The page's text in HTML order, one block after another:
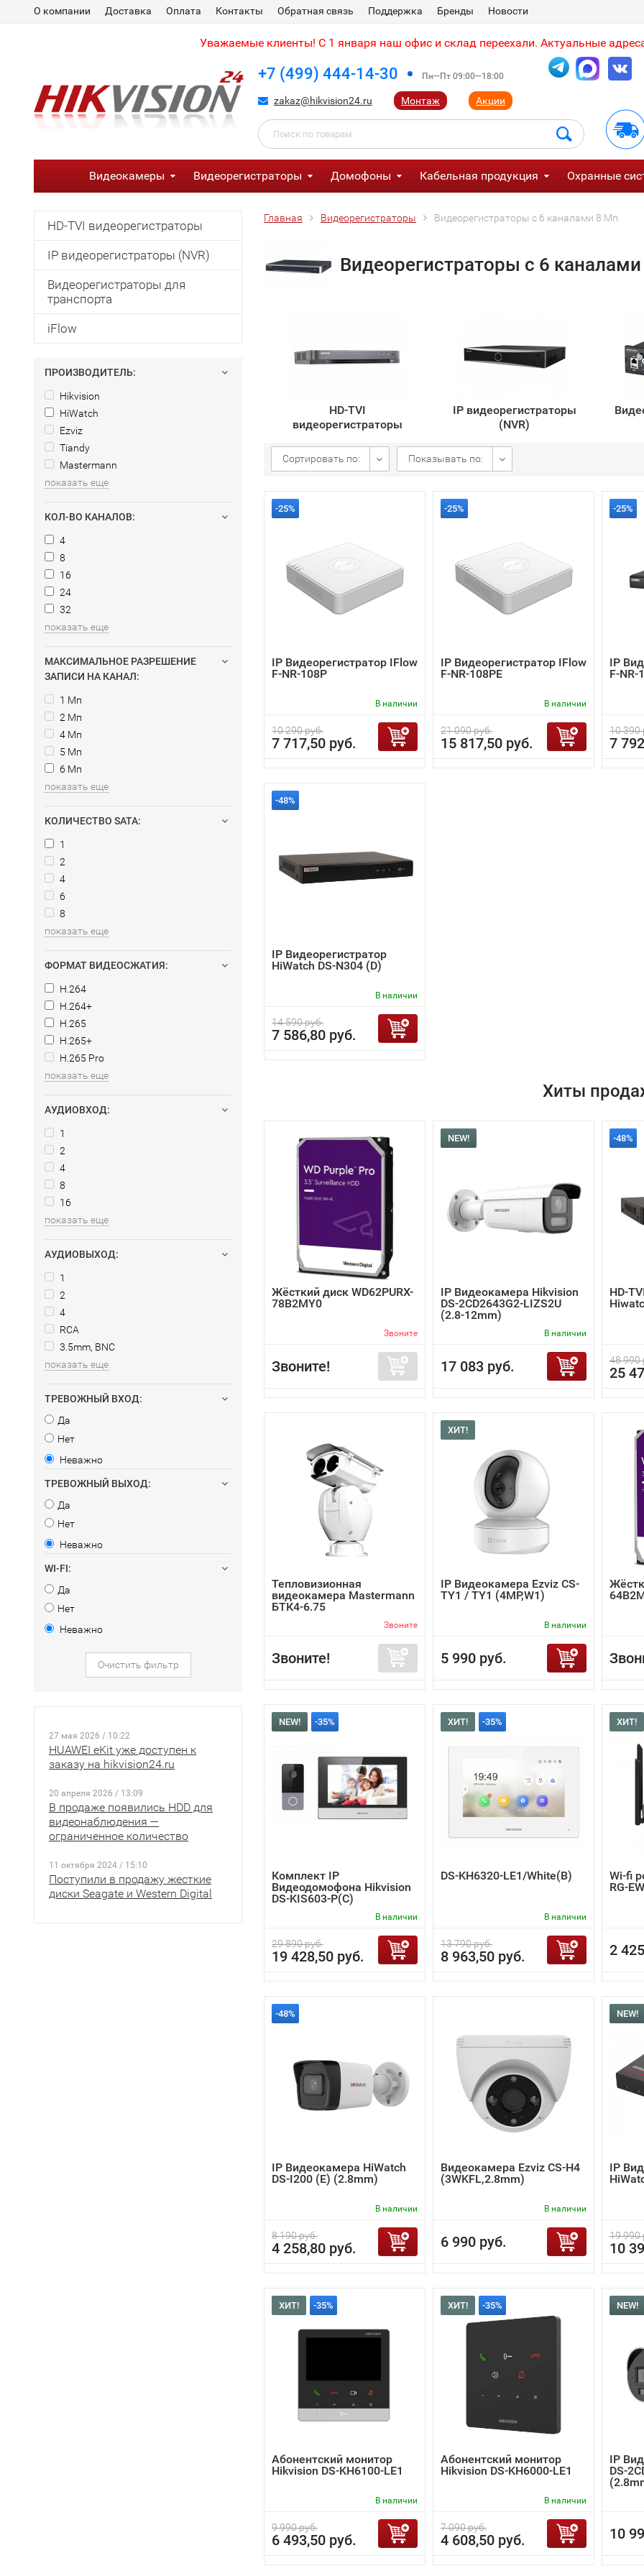
О компании Доставка Оплата Контакты Обратная связь Поддержка Бренды Новости
Уважаемые клиенты! С 1 января наш офис и склад переехали. Актуальные
+7 (499) 444-14-30 Пн—Пт 09:00—18:00
zakaz@hikvision24.ru Монтаж Акции
Видеокамеры Видеорегистраторы Домофоны Кабельная продукция Охранные
HD-TVI видеорегистраторы
IP видеорегистраторы (NVR)
Видеорегистраторы для
транспорта
iFlow
ПРОИЗВОДИТЕЛЬ:
Hikvision
HiWatch
Ezviz
Tiandy
Mastermann
показать еще
КОЛ-ВО КАНАЛОВ:
4
8
16
24
32
показать еще
МАКСИМАЛЬНОЕ РАЗРЕШЕНИЕ
ЗАПИСИ НА КАНАЛ:
1 Мп
2 Мп
4 Мп
5 Мп
6 Мп
показать еще
КОЛИЧЕСТВО SATA:
1
2
4
6
8
показать еще
ФОРМАТ ВИДЕОСЖАТИЯ:
H.264
H.264+
H.265
H.265+
H.265 Pro
показать еще
АУДИОВХОД:
1
2
4
8
16
показать еще
АУДИОВЫХОД:
1
2
4
RCA
3.5mm, BNC
показать еще
ТРЕВОЖНЫЙ ВХОД:
Да
Нет
Неважно
ТРЕВОЖНЫЙ ВЫХОД:
Да
Нет
Неважно
WI-FI:
Да
Нет
Неважно
Очистить фильтр
27 мая 2026 / 10:22
HUAWEI eKit уже доступен к
заказу на hikvision24.ru
20 апреля 2026 / 13:09
В продаже появились HDD для
видеонаблюдения —
ограниченное количество
11 октября 2024 / 15:10
Поступили в продажу жесткие
диски Seagate и Western Digital
Главная Видеорегистраторы Видеорегистраторы с 6 каналами 8 Мп
Видеорегистраторы с 6
HD-TVI
видеорегистраторы
IP видеорегистраторы
(NVR)
Сортировать по: Показывать по:
-25%
IP Видеорегистратор IFlow
F-NR-108P
В наличии
10 290 руб.
7 717,50 руб.
-25%
IP Видеорегистратор IFlow
F-NR-108PE
В наличии
21 090 руб.
15 817,50 руб.
-25%
IP
F-NR-
10 390
7
-48%
IP Видеорегистратор
HiWatch DS-N304 (D)
В наличии
14 590 руб.
7 586,80 руб.
Хиты
Жёсткий диск WD62PURX-
78B2MY0
Звоните
Звоните!
NEW!
IP Видеокамера Hikvision
DS-2CD2643G2-LIZS2U
(2.8-12mm)
В наличии
17 083 руб.
-48%
HD-
48 990
25
Тепловизионная
видеокамера Mastermann
БТК4-6.75
Звоните
Звоните!
ХИТ!
IP Видеокамера Ezviz CS-
TY1 / TY1 (4MP,W1)
В наличии
5 990 руб.
NEW! -35%
Комплект IP
Видеодомофона Hikvision
DS-KIS603-P(C)
В наличии
29 890 руб.
19 428,50 руб.
ХИТ! -35%
DS-KH6320-LE1/White(B)
В наличии
13 790 руб.
8 963,50 руб.
ХИТ!
Wi-fi
RG-
2
-48%
IP Видеокамера HiWatch
DS-I200 (E) (2.8mm)
В наличии
8 190 руб.
4 258,80 руб.
Видеокамера Ezviz CS-H4
(3WKFL,2.8mm)
В наличии
6 990 руб.
NEW!
IP
19 990
10
ХИТ! -35%
Абонентский монитор
Hikvision DS-KH6100-LE1
В наличии
9 990 руб.
6 493,50 руб.
ХИТ! -35%
Абонентский монитор
Hikvision DS-KH6000-LE1
В наличии
7 090 руб.
4 608,50 руб.
NEW!
IP
DS-
10